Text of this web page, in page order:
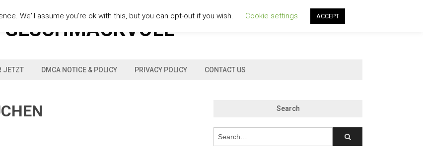
GESCHMACKVOLL
JETZT DMCA NOTICE & POLICY PRIVACY POLICY CONTACT US
Search
We'll assume you're ok with this, but you can opt-out if you wish. Cookie settings ACCEPT